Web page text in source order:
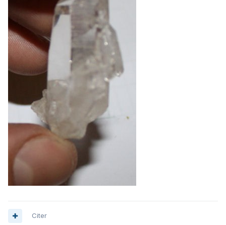
Citer